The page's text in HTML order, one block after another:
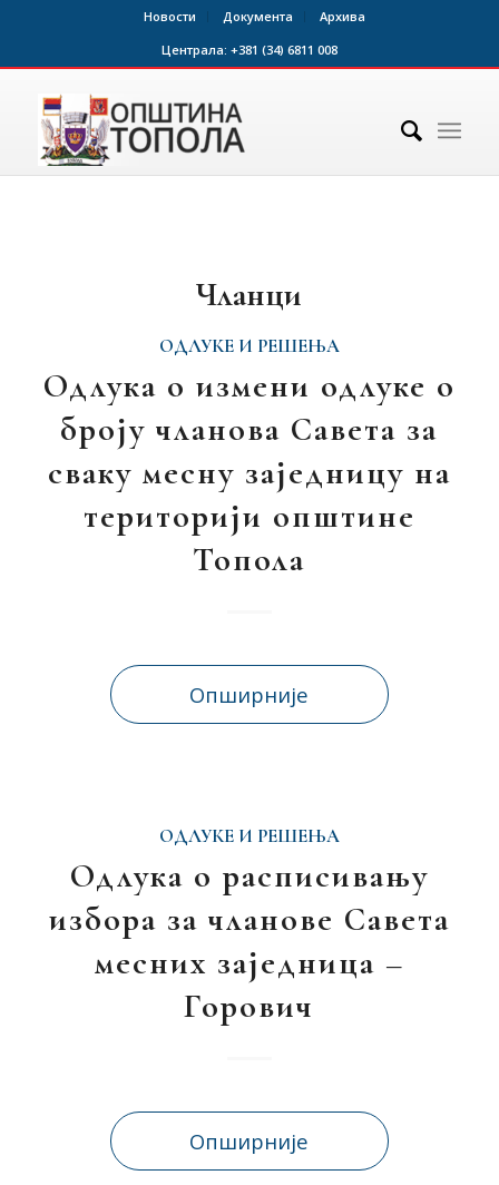
Новости Документа
Архива
Централа: +381 (34) 6811 008
Чланци
ОДЛУКЕ И РЕШЕЊА
Одлука о измени одлуке о
броју чланова Савета за
сваку месну заједницу на
територији општине
Топола
Опширније
ОДЛУКЕ И РЕШЕЊА
Одлука о расписивању
избора за чланове Савета
месних заједница –
Горович
Опширније